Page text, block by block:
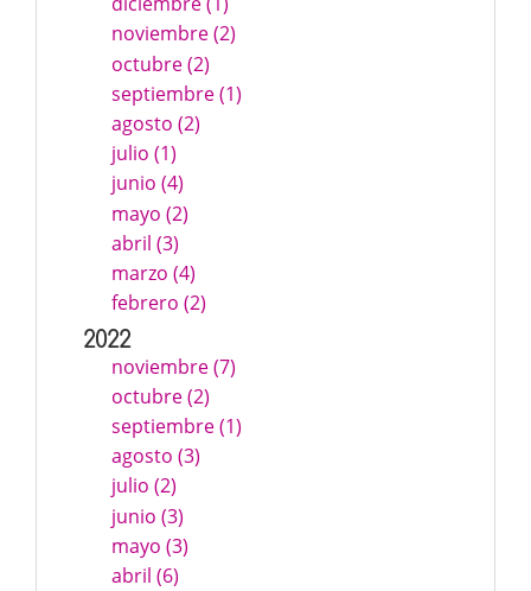
noviembre (2)
octubre (2)
septiembre (1)
agosto (2)
julio (1)
junio (4)
mayo (2)
abril (3)
marzo (4)
febrero (2)
2022
noviembre (7)
octubre (2)
septiembre (1)
agosto (3)
julio (2)
junio (3)
mayo (3)
abril (6)